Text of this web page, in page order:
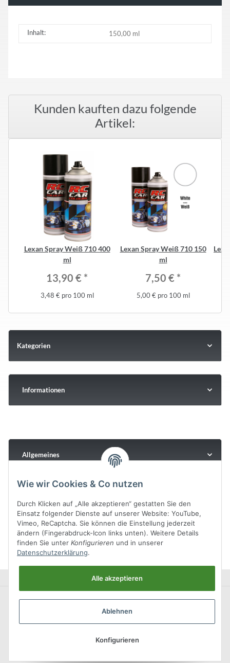
Inhalt: 150,00 ml
Kunden kauften dazu folgende
Artikel:
Lexan Spray Weiß 710 400
ml
13,90 € *
3,48 € pro 100 ml
Lexan Spray Weiß 710 150
ml
7,50 € *
5,00 € pro 100 ml
Kategorien
Informationen
Allgemeines
* Alle Preise inkl. gesetzlicher USt., zzgl.
Wie wir Cookies & Co nutzen
Durch Klicken auf „Alle akzeptieren“ gestatten Sie den
Einsatz folgender Dienste auf unserer Website: YouTube,
Vimeo, ReCaptcha. Sie können die Einstellung jederzeit
ändern (Fingerabdruck-Icon links unten). Weitere Details
finden Sie unter Konfigurieren und in unserer
Datenschutzerklärung.
Alle akzeptieren
Ablehnen
Konfigurieren